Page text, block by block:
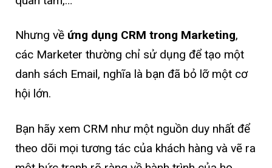
Nhưng về ứng dụng CRM trong Marketing,
các Marketer thường chỉ sử dụng để tạo một
danh sách Email, nghĩa là bạn đã bỏ lỡ một cơ
hội lớn.
Bạn hãy xem CRM như một nguồn duy nhất để
theo dõi mọi tương tác của khách hàng và vẽ ra